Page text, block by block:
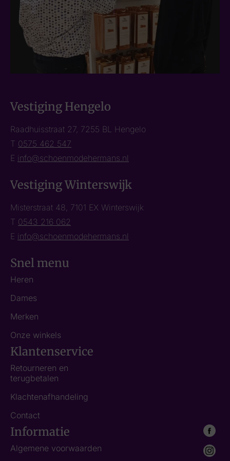
Vestiging Hengelo
Raadhuisstraat 27, 7255 BL Hengelo
T 0575 462 547
E info@schoenmodehermans.nl
Vestiging Winterswijk
Misterstraat 48, 7101 EX Winterswijk
T 0543 216 062
E info@schoenmodehermans.nl
Snel menu
Heren
Dames
Merken
Onze winkels
Klantenservice
Retourneren en
terugbetalen
Klachtenafhandeling
Contact
Informatie
Algemene voorwaarden